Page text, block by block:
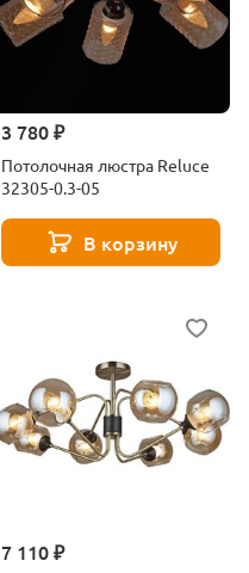
3 780 ₽
Потолочная люстра Reluce
32305-0.3-05
В корзину
7 110 ₽